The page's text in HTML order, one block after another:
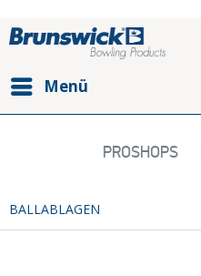
Menü
PROSHOPS
BALLABLAGEN